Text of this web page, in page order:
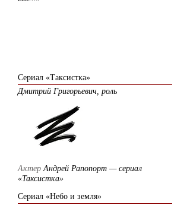
Сериал «Таксистка»
Дмитрий Григорьевич, роль
АктерАндрей Рапопорт — сериал
«Таксистка»
Сериал «Небо и земля»